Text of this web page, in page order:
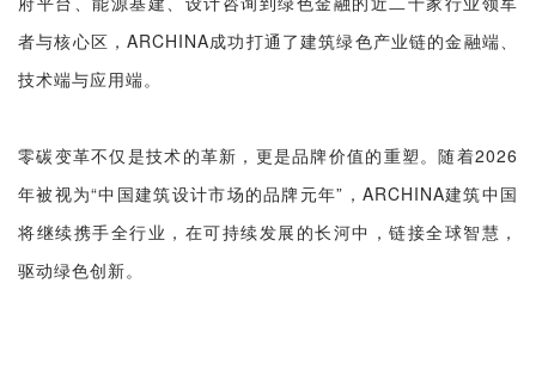
者与核心区，ARCHINA成功打通了建筑绿色产业链的金融端、
技术端与应用端。
零碳变革不仅是技术的革新，更是品牌价值的重塑。随着2026
年被视为“中国建筑设计市场的品牌元年”，ARCHINA建筑中国
将继续携手全行业，在可持续发展的长河中，链接全球智慧，
驱动绿色创新。